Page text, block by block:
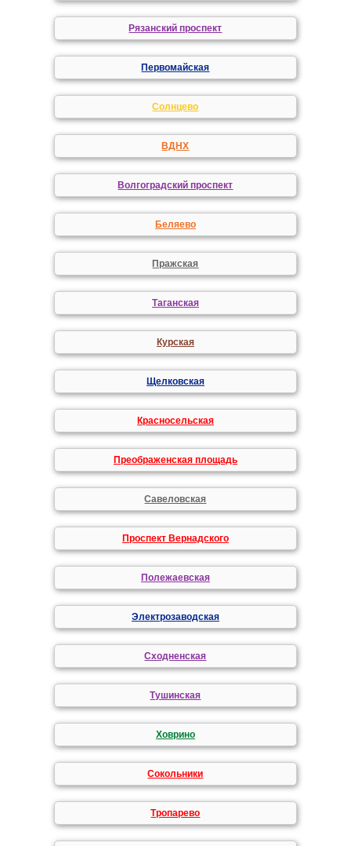
Рязанский проспект
Первомайская
Солнцево
ВДНХ
Волгоградский проспект
Беляево
Пражская
Таганская
Курская
Щелковская
Красносельская
Преображенская площадь
Савеловская
Проспект Вернадского
Полежаевская
Электрозаводская
Сходненская
Тушинская
Ховрино
Сокольники
Тропарево